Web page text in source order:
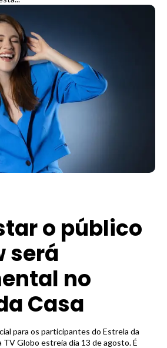
o público
será
no
Casa
para os participantes do Estrela da
TV Globo estreia dia 13 de agosto. É